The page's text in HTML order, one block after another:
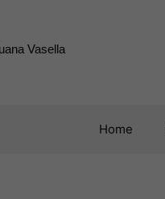
Vasella
Home